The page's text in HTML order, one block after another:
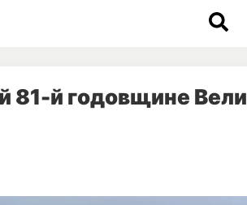
81-й годовщине